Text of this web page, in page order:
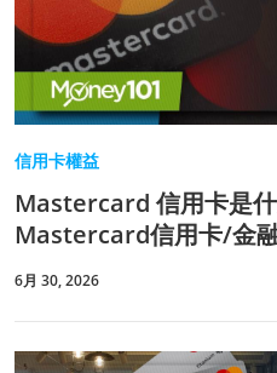
信用卡權益
Mastercard 信用卡是
Mastercard信用卡/金
6月 30, 2026